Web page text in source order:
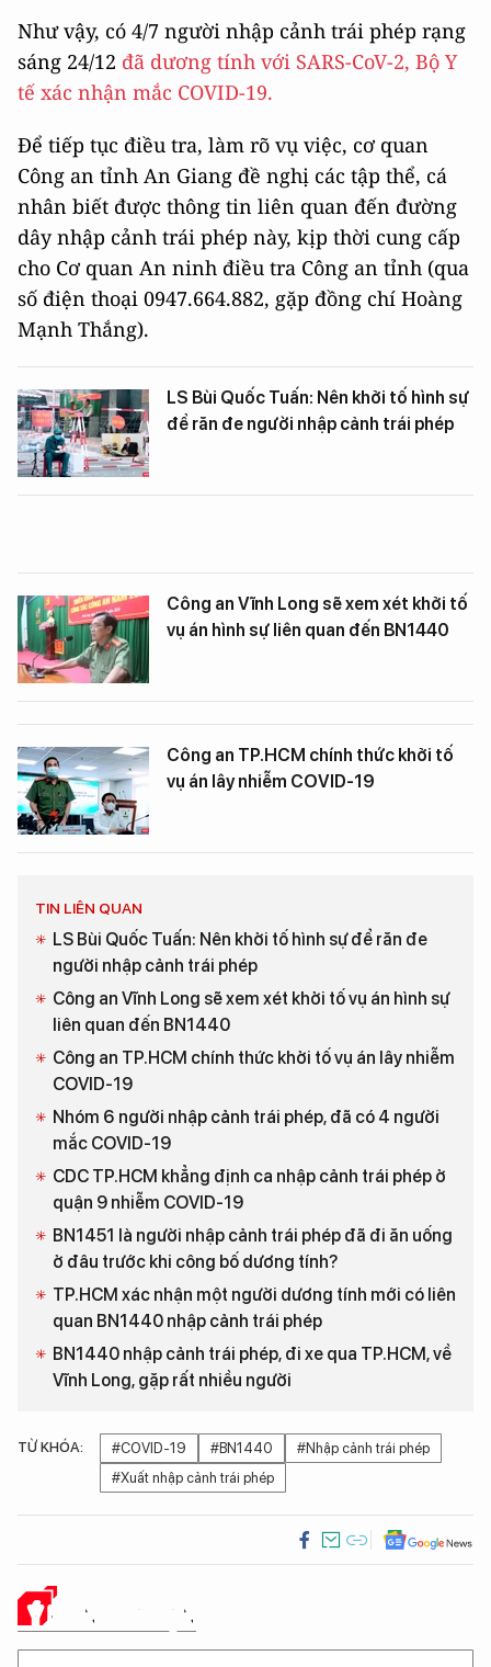
Như vậy, có 4/7 người nhập cảnh trái phép rạng
sáng 24/12 đã dương tính với SARS-CoV-2, Bộ Y
tế xác nhận mắc COVID-19.
Để tiếp tục điều tra, làm rõ vụ việc, cơ quan
Công an tỉnh An Giang đề nghị các tập thể, cá
nhân biết được thông tin liên quan đến đường
dây nhập cảnh trái phép này, kịp thời cung cấp
cho Cơ quan An ninh điều tra Công an tỉnh (qua
số điện thoại 0947.664.882, gặp đồng chí Hoàng
Mạnh Thắng).
LS Bùi Quốc Tuấn: Nên khởi tố hình sự
để răn đe người nhập cảnh trái phép
Công an Vĩnh Long sẽ xem xét khởi tố
vụ án hình sự liên quan đến BN1440
Công an TP.HCM chính thức khởi tố
vụ án lây nhiễm COVID-19
TIN LIÊN QUAN
LS Bùi Quốc Tuấn: Nên khởi tố hình sự để răn đe
người nhập cảnh trái phép
Công an Vĩnh Long sẽ xem xét khởi tố vụ án hình sự
liên quan đến BN1440
Công an TP.HCM chính thức khởi tố vụ án lây nhiễm
COVID-19
Nhóm 6 người nhập cảnh trái phép, đã có 4 người
mắc COVID-19
CDC TP.HCM khẳng định ca nhập cảnh trái phép ở
quận 9 nhiễm COVID-19
BN1451 là người nhập cảnh trái phép đã đi ăn uống
ở đâu trước khi công bố dương tính?
TP.HCM xác nhận một người dương tính mới có liên
quan BN1440 nhập cảnh trái phép
BN1440 nhập cảnh trái phép, đi xe qua TP.HCM, về
Vĩnh Long, gặp rất nhiều người
TỪ KHÓA: #COVID-19 #BN1440
#Nhập cảnh trái phép
#Xuất nhập cảnh trái phép
Ý KIẾN CỦA BẠN